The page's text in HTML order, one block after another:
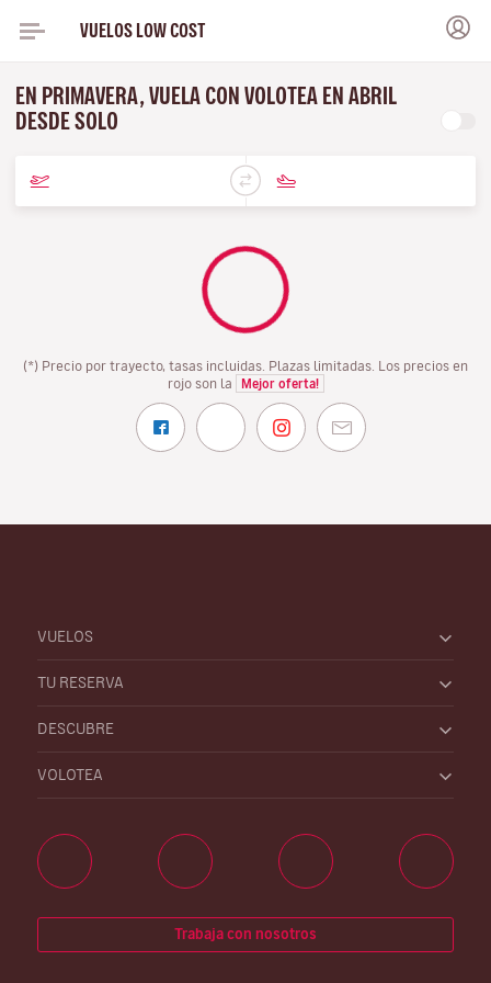
VUELOS LOW COST
EN PRIMAVERA, VUELA CON VOLOTEA EN ABRIL
DESDE SOLO
(*) Precio por trayecto, tasas incluidas. Plazas limitadas. Los precios en
rojo son la
Mejor oferta!
VUELOS
TU RESERVA
DESCUBRE
VOLOTEA
Trabaja con nosotros